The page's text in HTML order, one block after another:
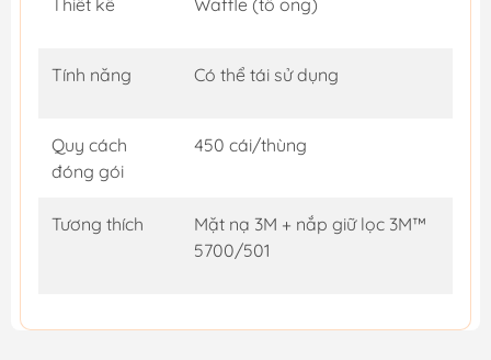
Thiết kế Waffle (tổ ong)
Tính năng Có thể tái sử dụng
Quy cách
đóng gói
450 cái/thùng
Tương thích
Mặt nạ 3M + nắp giữ lọc 3M™
5700/501